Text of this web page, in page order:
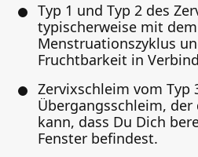
Typ 1 und Typ 2 des
typischerweise mit
Menstruationszyklus
Fruchtbarkeit in
Zervixschleim vom Typ
Übergangsschleim,
kann, dass Du Dich
Fenster befindest.